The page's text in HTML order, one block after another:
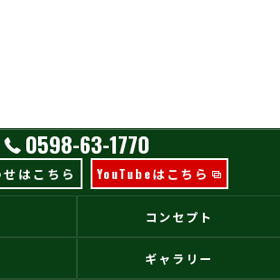
0598-63-1770
はこちら YouTubeはこちら
コンセプト
ギャラリー